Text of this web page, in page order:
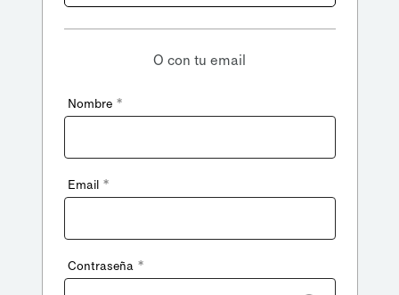
O con tu email
Nombre *
Email *
Contraseña *